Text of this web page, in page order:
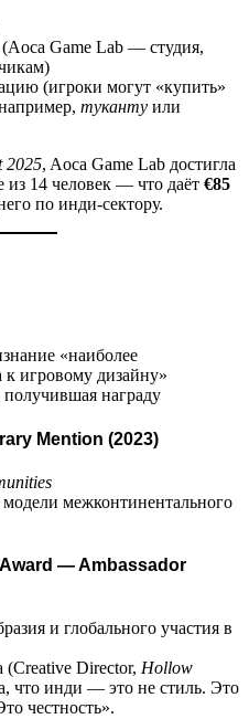
Game Lab — студия,
(игроки могут «купить»
туканту или
2025, Aoca Game Lab достигла
из 14 человек — что даёт €85
по инди-сектору.
«наиболее
игровому дизайну»
получившая награду
Mention (2023)
межконтинентального
— Ambassador
и глобального участия в
Director, Hollow
что инди — это не стиль. Это
честность».